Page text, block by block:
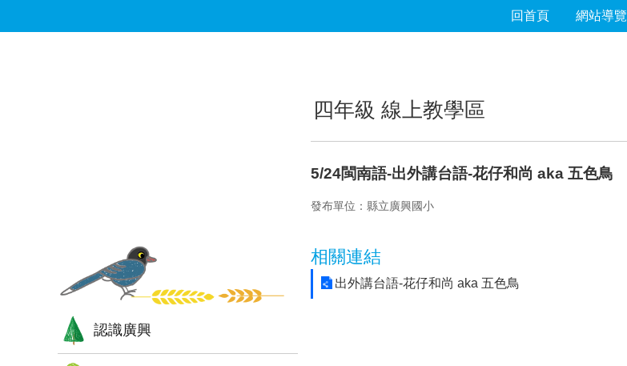
回首頁 網站導覽
認識廣興
四年級 線上教學區
5/24閩南語-出外講台語-花仔和尚 aka 五色鳥
發布單位：縣立廣興國小
相關連結
出外講台語-花仔和尚 aka 五色鳥